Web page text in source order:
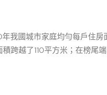
我國城市家庭均勻每戶住
跨越了110平方米；在榜